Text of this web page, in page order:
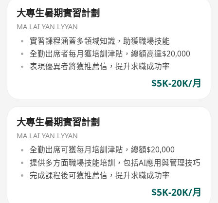
大專生暑期實習計劃
MA LAI YAN LYYAN
實習課程涵蓋多領域知識，助獲職場技能
全勤出席者每月獲培訓津貼，總額高達$20,000
表現優異者將獲推薦信，提升求職成功率
$5K-20K/月
大專生暑期實習計劃
MA LAI YAN LYYAN
全勤出席可獲每月培訓津貼，總額$20,000
提供多方面職場技能培訓，包括AI應用與管理技巧
完成課程後可獲推薦信，提升求職成功率
$5K-20K/月